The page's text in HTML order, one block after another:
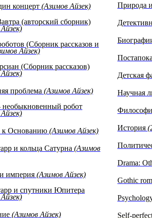
by
of
his
the
тут, на берегу, тысячи и
Может быть, в этом ощущении
понимании войны.
концерт (Азимов Айзек)
(авторский сборник)
(Сборник рассказов и
Айзек)
(Сборник рассказов)
проблема (Азимов Айзек)
робот
к Основанию (Азимов Айзек)
и кольца Сатурна (Азимов
империя (Азимов Айзек)
и спутники Юпитера
(Азимов Айзек)
Природа
Детская
Научная
История
Drama:
Gothic
Self-